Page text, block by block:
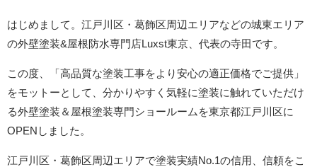
はじめまして。江戸川区・葛飾区周辺エリアなどの城東エリア
の外壁塗装&屋根防水専門店Luxst東京、代表の寺田です。
この度、「高品質な塗装工事をより安心の適正価格でご提供」
をモットーとして、分かりやすく気軽に塗装に触れていただけ
る外壁塗装＆屋根塗装専門ショールームを東京都江戸川区に
OPENしました。
江戸川区・葛飾区周辺エリアで塗装実績No.1の信用、信頼をこ